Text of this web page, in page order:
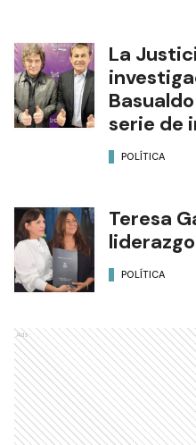
La
serie de
POLÍTICA
Teresa
POLÍTICA
Ads